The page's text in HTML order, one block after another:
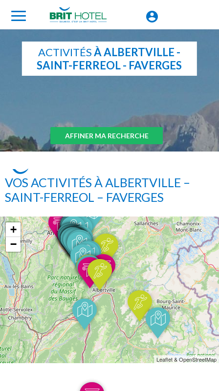
ACTIVITÉSÀ ALBERTVILLE -
SAINT-FERREOL - FAVERGES
AFFINER MA RECHERCHE
VOS ACTIVITÉS À ALBERTVILLE –
SAINT-FERREOL – FAVERGES
+
−
Leaflet & OpenStreetMap